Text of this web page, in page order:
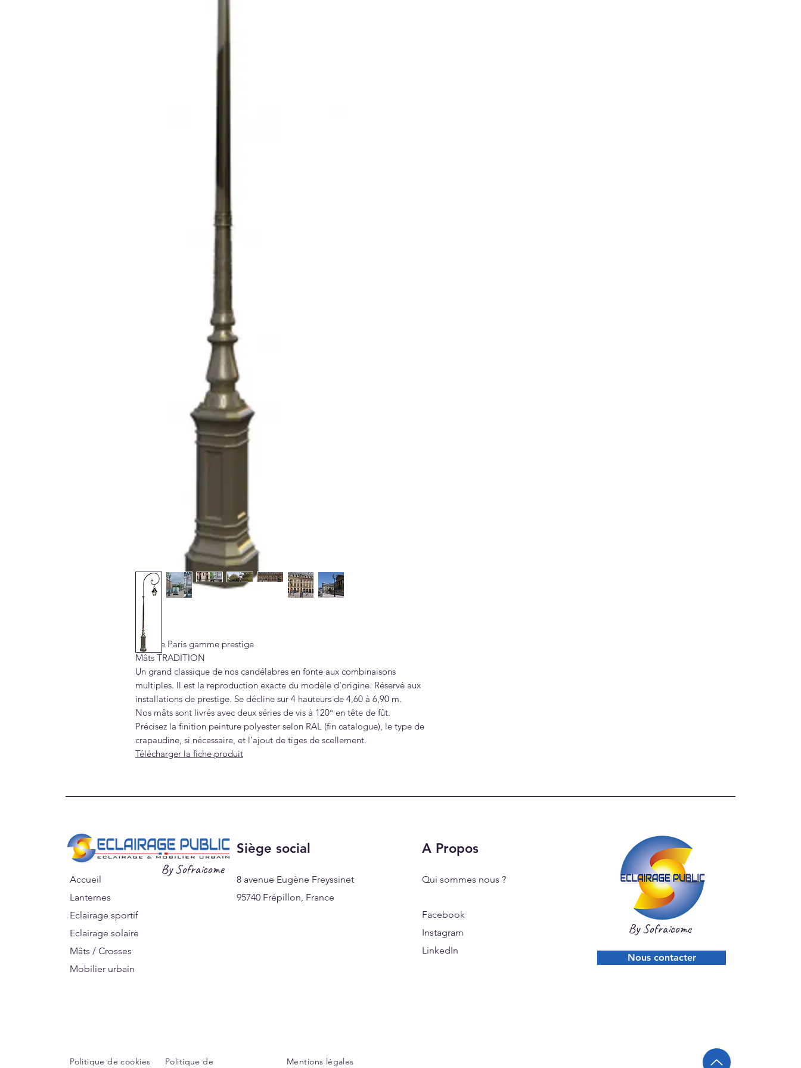
Ville de Paris gamme prestige
Mâts TRADITION
Un grand classique de nos candélabres en fonte aux combinaisons
multiples. Il est la reproduction exacte du modèle d'origine. Réservé aux
installations de prestige. Se décline sur 4 hauteurs de 4,60 à 6,90 m.
Nos mâts sont livrés avec deux séries de vis à 120° en tête de fût.
Précisez la finition peinture polyester selon RAL (fin catalogue), le type de
crapaudine, si nécessaire, et l’ajout de tiges de scellement.
Télécharger la fiche produit
Accueil
Lanternes
Eclairage sportif
Eclairage solaire
Mâts / Crosses
Mobilier urbain
By Sofraicome
Siège social
8 avenue Eugène Freyssinet
95740 Frépillon, France
A Propos
Qui sommes nous ?
Facebook
Instagram
LinkedIn
By Sofraicome
Nous contacter
Politique de cookies
Politique de
Mentions légales